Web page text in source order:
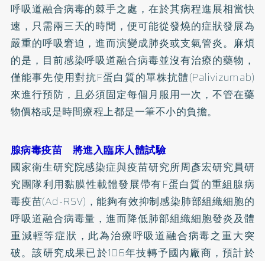
呼吸道融合病毒的棘手之處，在於其病程進展相當快
速，只需兩三天的時間，便可能從發燒的症狀發展為
嚴重的呼吸窘迫，進而演變成肺炎或支氣管炎。麻煩
的是，目前感染呼吸道融合病毒並沒有治療的藥物，
僅能事先使用對抗F蛋白質的單株抗體(Palivizumab)
來進行預防，且必須固定每個月服用一次，不管在藥
物價格或是時間療程上都是一筆不小的負擔。
腺病毒疫苗 將進入臨床人體試驗
國家衛生研究院感染症與疫苗研究所周彥宏研究員研
究團隊利用黏膜性載體發展帶有F蛋白質的重組腺病
毒疫苗(Ad-RSV)，能夠有效抑制感染肺部組織細胞的
呼吸道融合病毒量，進而降低肺部組織細胞發炎及體
重減輕等症狀，此為治療呼吸道融合病毒之重大突
破。該研究成果已於106年技轉予國內廠商，預計於